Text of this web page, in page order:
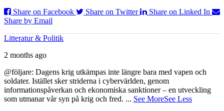
Share on Facebook
Share on Twitter
Share on Linked In
Share by Email
Litteratur & Politik
2 months ago
@följare: Dagens krig utkämpas inte längre bara med vapen och
soldater. Istället sker striderna i cybervärlden, genom
informationspåverkan och ekonomiska sanktioner – en utveckling
som utmanar vår syn på krig och fred. ... See MoreSee Less